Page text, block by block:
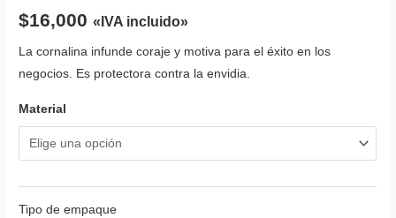
$16,000 «IVA incluido»
La cornalina infunde coraje y motiva para el éxito en los
negocios. Es protectora contra la envidia.
Material
Tipo de empaque